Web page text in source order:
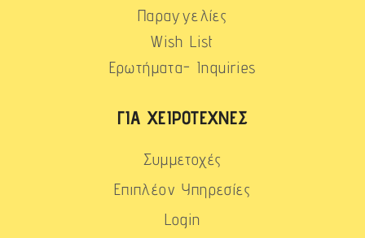
Παραγγελίες
Wish List
Ερωτήματα- Inquiries
ΓΙΑ ΧΕΙΡΟΤΈΧΝΕΣ
Συμμετοχές
Επιπλέον Υπηρεσίες
Login